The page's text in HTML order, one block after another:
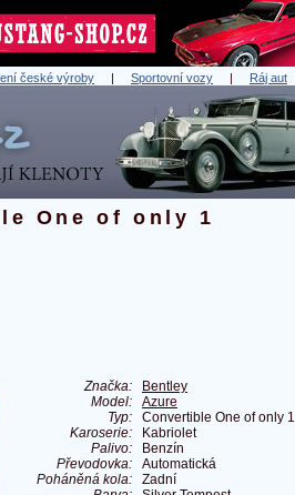
české výroby | Sportovní vozy | Ráj aut
One of only 1
Značka:
Bentley
Model:
Azure
Typ:
Convertible One of only 1
Karoserie:
Kabriolet
Palivo:
Benzín
Převodovka:
Automatická
Poháněná kola:
Zadní